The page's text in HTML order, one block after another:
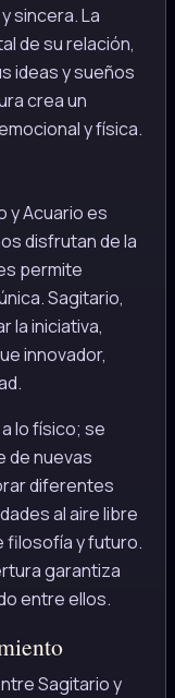
sincera. La
de su relación,
ideas y sueños
crea un
y física.
y Acuario es
disfrutan de la
permite
Sagitario,
la iniciativa,
innovador,
lo físico; se
de nuevas
diferentes
al aire libre
filosofía y futuro.
garantiza
entre ellos.
Sagitario y